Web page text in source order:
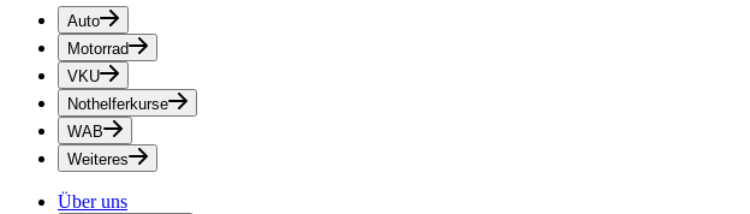
Auto
Motorrad
VKU
Nothelferkurse
WAB
Weiteres
Über uns